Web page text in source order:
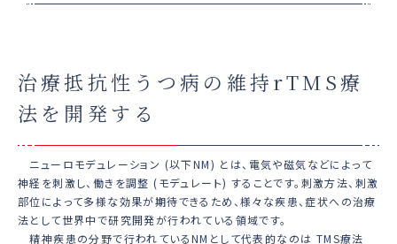
治療抵抗性うつ病の維持rTMS療
法を開発する
ニューロモデュレーション (以下NM) とは、電気や磁気などによって
神経を刺激し、働きを調整 (モデュレート) することです。刺激方法、刺激
部位によって多様な効果が期待できるため、様々な疾患、症状への治療
法として世界中で研究開発が行われている領域です。
精神疾患の分野で行われているNMとして代表的なのは TMS療法